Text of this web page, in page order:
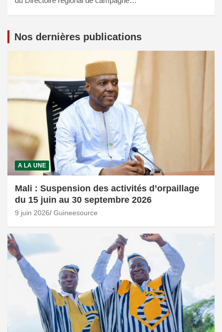
Nos dernières publications
A LA UNE
Mali : Suspension des activités d’orpaillage
du 15 juin au 30 septembre 2026
9 juin 2026 Guineesource